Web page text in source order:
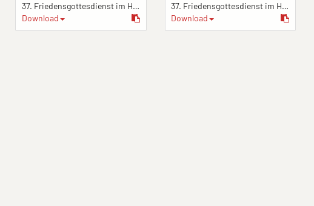
37. Friedensgottesdienst im Hildesheimer Dom
Download
37. Friedensgottesdienst im Hildesheimer Dom
Download